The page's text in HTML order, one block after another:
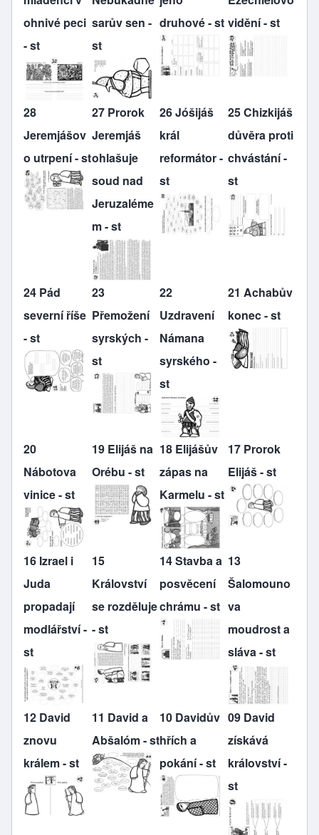
ohnivé peci
- st
sarův sen -
st
druhové - st vidění - st
28
Jeremjášov
o utrpení - st
27 Prorok
Jeremjáš
ohlašuje
soud nad
Jeruzaléme
m - st
26 Jóšijáš
král
reformátor -
st
25 Chizkijáš
důvěra proti
chvástání -
st
24 Pád
severní říše
- st
23
Přemožení
syrských -
st
22
Uzdravení
Námana
syrského -
st
21 Achabův
konec - st
20
Nábotova
vinice - st
19 Elijáš na
Orébu - st
18 Elijášův
zápas na
Karmelu - st
17 Prorok
Elijáš - st
16 Izrael i
Juda
propadají
modlářství -
st
15
Království
se rozděluje
- st
14 Stavba a
posvěcení
chrámu - st
13
Šalomouno
va
moudrost a
sláva - st
12 David
znovu
králem - st
11 David a
Abšalóm - st
10 Davidův
hřích a
pokání - st
09 David
získává
království -
st